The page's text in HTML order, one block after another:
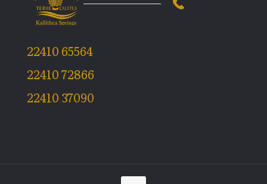
22410 65564
22410 72866
22410 37090